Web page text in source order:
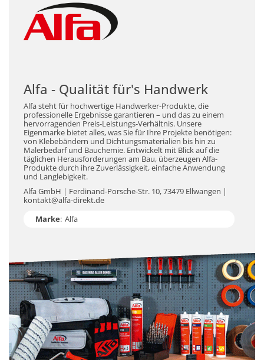
Alfa - Qualität für's Handwerk
Alfa steht für hochwertige Handwerker-Produkte, die
professionelle Ergebnisse garantieren – und das zu einem
hervorragenden Preis-Leistungs-Verhältnis. Unsere
Eigenmarke bietet alles, was Sie für Ihre Projekte benötigen:
von Klebebändern und Dichtungsmaterialien bis hin zu
Malerbedarf und Bauchemie. Entwickelt mit Blick auf die
täglichen Herausforderungen am Bau, überzeugen Alfa-
Produkte durch ihre Zuverlässigkeit, einfache Anwendung
und Langlebigkeit.
Alfa GmbH | Ferdinand-Porsche-Str. 10, 73479 Ellwangen |
kontakt@alfa-direkt.de
Marke: Alfa